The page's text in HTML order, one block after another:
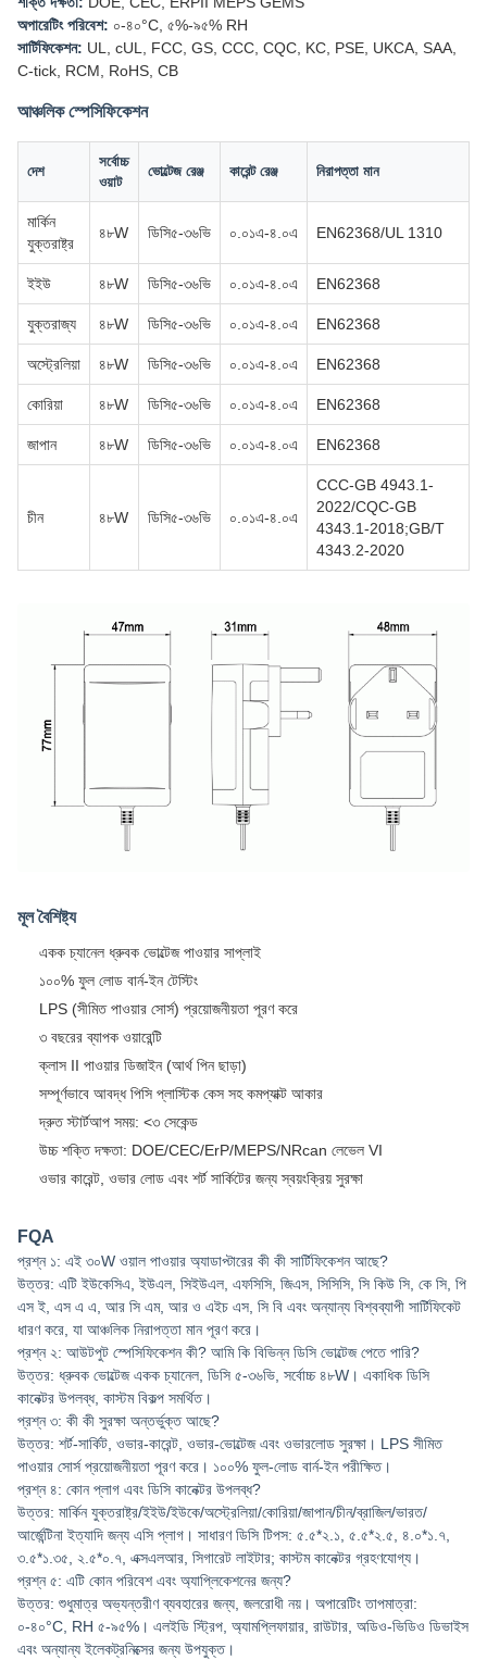
অপারেটিং পরিবেশ: ০-৪০°C, ৫%-৯৫% RH
সার্টিফিকেশন: UL, cUL, FCC, GS, CCC, CQC, KC, PSE, UKCA, SAA,
C-tick, RCM, RoHS, CB
আঞ্চলিক স্পেসিফিকেশন
দেশ
সর্বোচ্চ
ওয়াট
ভোল্টেজ রেঞ্জ কারেন্ট রেঞ্জ নিরাপত্তা মান
মার্কিন
যুক্তরাষ্ট্র
৪৮W ডিসি৫-৩৬ভি ০.০১এ-৪.০এ EN62368/UL 1310
ইইউ ৪৮W ডিসি৫-৩৬ভি ০.০১এ-৪.০এ EN62368
যুক্তরাজ্য ৪৮W ডিসি৫-৩৬ভি ০.০১এ-৪.০এ EN62368
অস্ট্রেলিয়া ৪৮W ডিসি৫-৩৬ভি ০.০১এ-৪.০এ EN62368
কোরিয়া ৪৮W ডিসি৫-৩৬ভি ০.০১এ-৪.০এ EN62368
জাপান ৪৮W ডিসি৫-৩৬ভি ০.০১এ-৪.০এ EN62368
চীন ৪৮W ডিসি৫-৩৬ভি ০.০১এ-৪.০এ
CCC-GB 4943.1-
2022/CQC-GB
4343.1-2018;GB/T
4343.2-2020
মূল বৈশিষ্ট্য
একক চ্যানেল ধ্রুবক ভোল্টেজ পাওয়ার সাপ্লাই
১০০% ফুল লোড বার্ন-ইন টেস্টিং
LPS (সীমিত পাওয়ার সোর্স) প্রয়োজনীয়তা পূরণ করে
৩ বছরের ব্যাপক ওয়ারেন্টি
ক্লাস II পাওয়ার ডিজাইন (আর্থ পিন ছাড়া)
সম্পূর্ণভাবে আবদ্ধ পিসি প্লাস্টিক কেস সহ কমপ্যাক্ট আকার
দ্রুত স্টার্টআপ সময়: <৩ সেকেন্ড
উচ্চ শক্তি দক্ষতা: DOE/CEC/ErP/MEPS/NRcan লেভেল VI
ওভার কারেন্ট, ওভার লোড এবং শর্ট সার্কিটের জন্য স্বয়ংক্রিয় সুরক্ষা
FQA
প্রশ্ন ১: এই ৩০W ওয়াল পাওয়ার অ্যাডাপ্টারের কী কী সার্টিফিকেশন আছে?
উত্তর: এটি ইউকেসিএ, ইউএল, সিইউএল, এফসিসি, জিএস, সিসিসি, সি কিউ সি, কে সি, পি
এস ই, এস এ এ, আর সি এম, আর ও এইচ এস, সি বি এবং অন্যান্য বিশ্বব্যাপী সার্টিফিকেট
ধারণ করে, যা আঞ্চলিক নিরাপত্তা মান পূরণ করে।
প্রশ্ন ২: আউটপুট স্পেসিফিকেশন কী? আমি কি বিভিন্ন ডিসি ভোল্টেজ পেতে পারি?
উত্তর: ধ্রুবক ভোল্টেজ একক চ্যানেল, ডিসি ৫-৩৬ভি, সর্বোচ্চ ৪৮W। একাধিক ডিসি
কানেক্টর উপলব্ধ, কাস্টম বিকল্প সমর্থিত।
প্রশ্ন ৩: কী কী সুরক্ষা অন্তর্ভুক্ত আছে?
উত্তর: শর্ট-সার্কিট, ওভার-কারেন্ট, ওভার-ভোল্টেজ এবং ওভারলোড সুরক্ষা। LPS সীমিত
পাওয়ার সোর্স প্রয়োজনীয়তা পূরণ করে। ১০০% ফুল-লোড বার্ন-ইন পরীক্ষিত।
প্রশ্ন ৪: কোন প্লাগ এবং ডিসি কানেক্টর উপলব্ধ?
উত্তর: মার্কিন যুক্তরাষ্ট্র/ইইউ/ইউকে/অস্ট্রেলিয়া/কোরিয়া/জাপান/চীন/ব্রাজিল/ভারত/
আর্জেন্টিনা ইত্যাদি জন্য এসি প্লাগ। সাধারণ ডিসি টিপস: ৫.৫*২.১, ৫.৫*২.৫, ৪.০*১.৭,
৩.৫*১.৩৫, ২.৫*০.৭, এক্সএলআর, সিগারেট লাইটার; কাস্টম কানেক্টর গ্রহণযোগ্য।
প্রশ্ন ৫: এটি কোন পরিবেশ এবং অ্যাপ্লিকেশনের জন্য?
উত্তর: শুধুমাত্র অভ্যন্তরীণ ব্যবহারের জন্য, জলরোধী নয়। অপারেটিং তাপমাত্রা:
০-৪০°C, RH ৫-৯৫%। এলইডি স্ট্রিপ, অ্যামপ্লিফায়ার, রাউটার, অডিও-ভিডিও ডিভাইস
এবং অন্যান্য ইলেকট্রনিক্সের জন্য উপযুক্ত।